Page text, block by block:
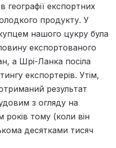
географії експортних
продукту. У
нашого цукру була
експортованого
а Шрі-Ланка посіла
експортерів. Утім,
результат
з огляду на
років тому (коли він
десятками тисяч